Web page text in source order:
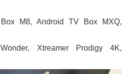
M8, Android TV Box MXQ,
Xtreamer Prodigy 4K,